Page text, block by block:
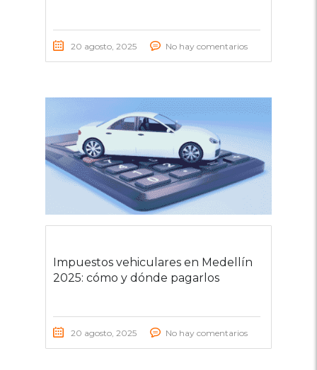
20 agosto, 2025 No hay comentarios
Impuestos vehiculares en Medellín
2025: cómo y dónde pagarlos
20 agosto, 2025 No hay comentarios